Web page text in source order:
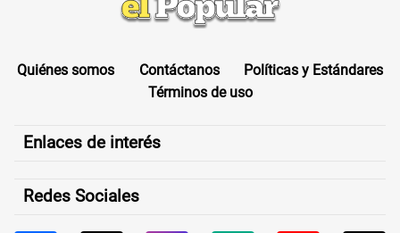
Quiénes somos Contáctanos
Políticas y Estándares
Términos de uso
Enlaces de interés
Redes Sociales